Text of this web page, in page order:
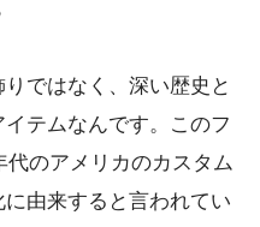
ではなく、深い歴史と
テムなんです。このフ
代のアメリカのカスタム
由来すると言われてい